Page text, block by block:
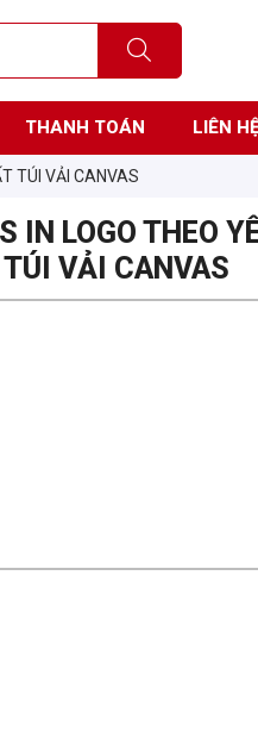
THANH TOÁN LIÊN HỆ
TÚI VẢI CANVAS
IN LOGO THEO
VẢI CANVAS